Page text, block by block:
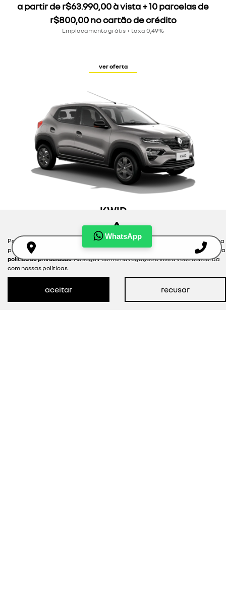
WhatsApp
a partir de r$63.990,00 à vista + 10 parcelas de
r$800,00 no cartão de crédito
Emplacamento grátis + taxa 0,49%
ver oferta
KWID
zen
a partir de r$65.990,00 à vista
Para otimizar sua experiência durante a navegação, fazemos uso de nossa
política de cookies e para proteger seus dados pessoais respeitamos nossa
política de privacidade. Ao seguir com a navegação e visita você concorda
com nossas políticas.
aceitar recusar